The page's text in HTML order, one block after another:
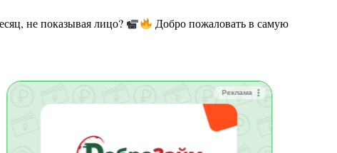
не показывая лицо?
Добро пожаловать в самую
Реклама